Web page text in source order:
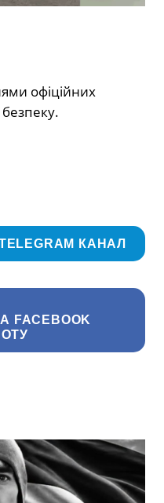
офіційних
КАНАЛ
FACEBOOK